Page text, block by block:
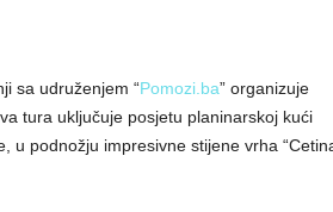
sa udruženjem “Pomozi.ba” organizuje
tura uključuje posjetu planinarskoj kući
u podnožju impresivne stijene vrha